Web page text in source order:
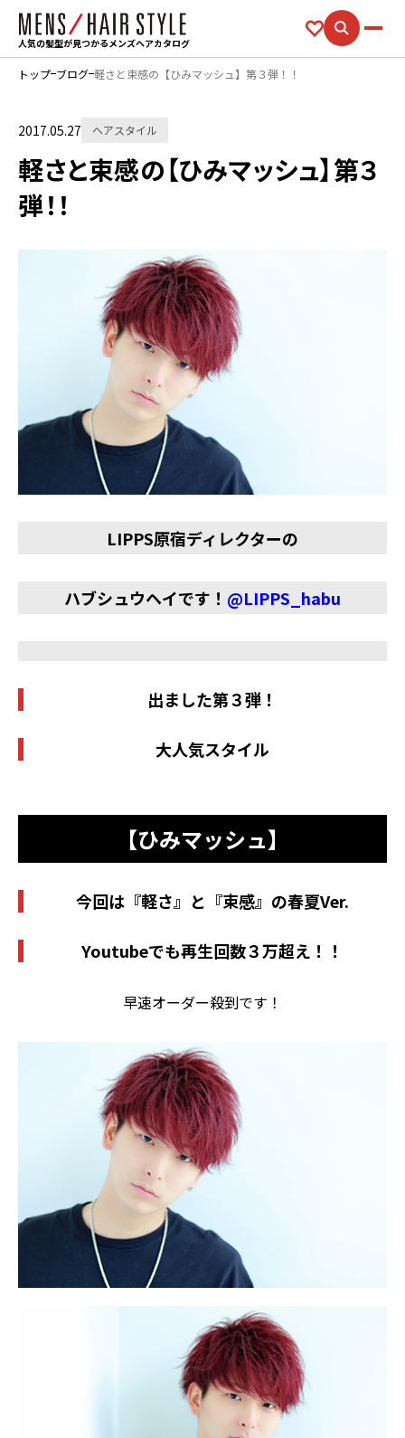
人気の髪型が見つかるメンズヘアカタログ
トップ ブログ 軽さと束感の【ひみマッシュ】第３弾！！
2017.05.27 ヘアスタイル
軽さと束感の【ひみマッシュ】第３
弾！！
LIPPS原宿ディレクターの
ハブシュウヘイです！ @LIPPS_habu
出ました第３弾！
大人気スタイル
【ひみマッシュ】
今回は『軽さ』と『束感』の春夏Ver.
Youtubeでも再生回数３万超え！！
早速オーダー殺到です！